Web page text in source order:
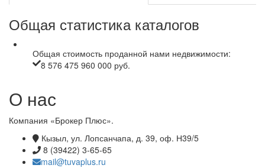
Общая статистика каталогов
Общая стоимость проданной нами недвижимости:
8 576 475 960 000 руб.
О нас
Компания «Брокер Плюс».
Кызыл, ул. Лопсанчапа, д. 39, оф. Н39/5
8 (39422) 3-65-65
mail@tuvaplus.ru